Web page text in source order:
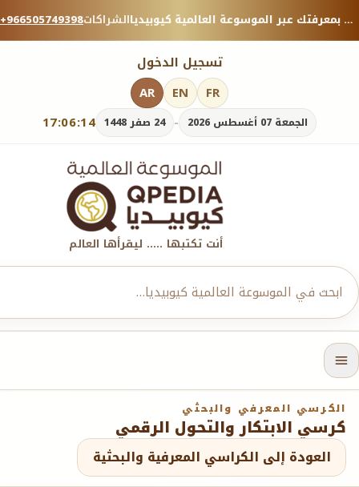
+966505749398الشراكات منصة معرفية موثوقة — شارك بمعرفتك عبر الموسوعة العالمية كيوبيديا.
تسجيل الدخول
17:06:15 الجمعة 07 أغسطس 2026 - 24 صفر 1448
AR EN FR
أنت تكتبها ..... ليقرأها العالم
الكرسي المعرفي والبحثي
كرسي الابتكار والتحول الرقمي
العودة إلى الكراسي المعرفية والبحثية